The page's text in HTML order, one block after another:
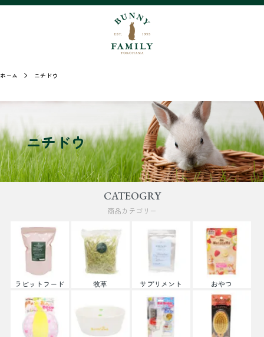
ホーム ニチドウ
ニチドウ
CATEOGRY
商品カテゴリー
ラビットフード 牧草 サプリメント おやつ